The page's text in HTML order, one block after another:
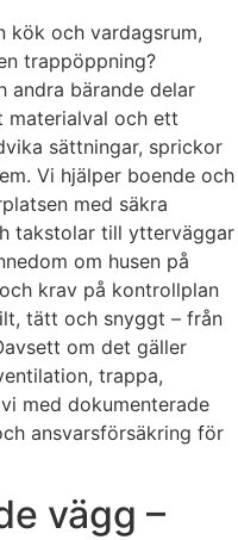
kök och vardagsrum,
trappöppning?
andra bärande delar
materialval och ett
sättningar, sprickor
Vi hjälper boende och
med säkra
takstolar till ytterväggar
om husen på
krav på kontrollplan
tätt och snyggt – från
om det gäller
trappa,
med dokumenterade
ansvarsförsäkring för
vägg –